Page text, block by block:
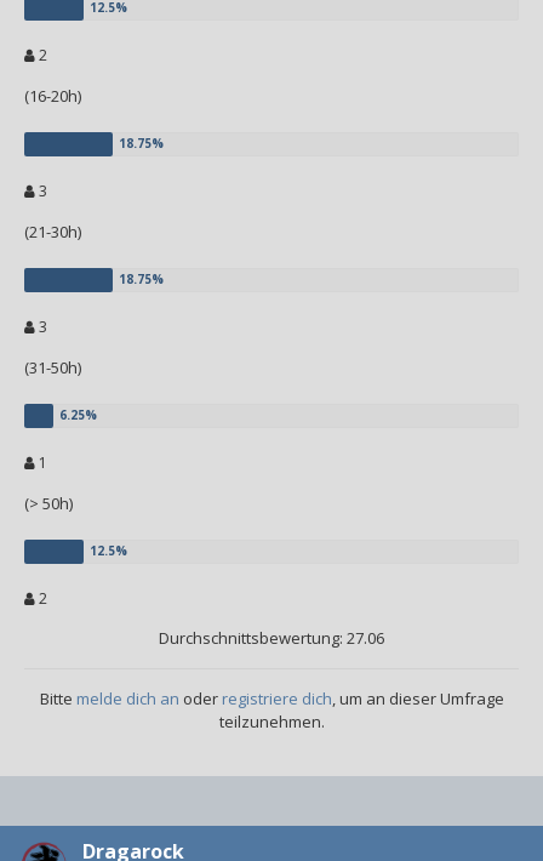
2
(16-20h)
3
(21-30h)
3
(31-50h)
1
(> 50h)
2
Durchschnittsbewertung: 27.06
Bitte melde dich an oder registriere dich, um an dieser Umfrage
teilzunehmen.
Dragarock